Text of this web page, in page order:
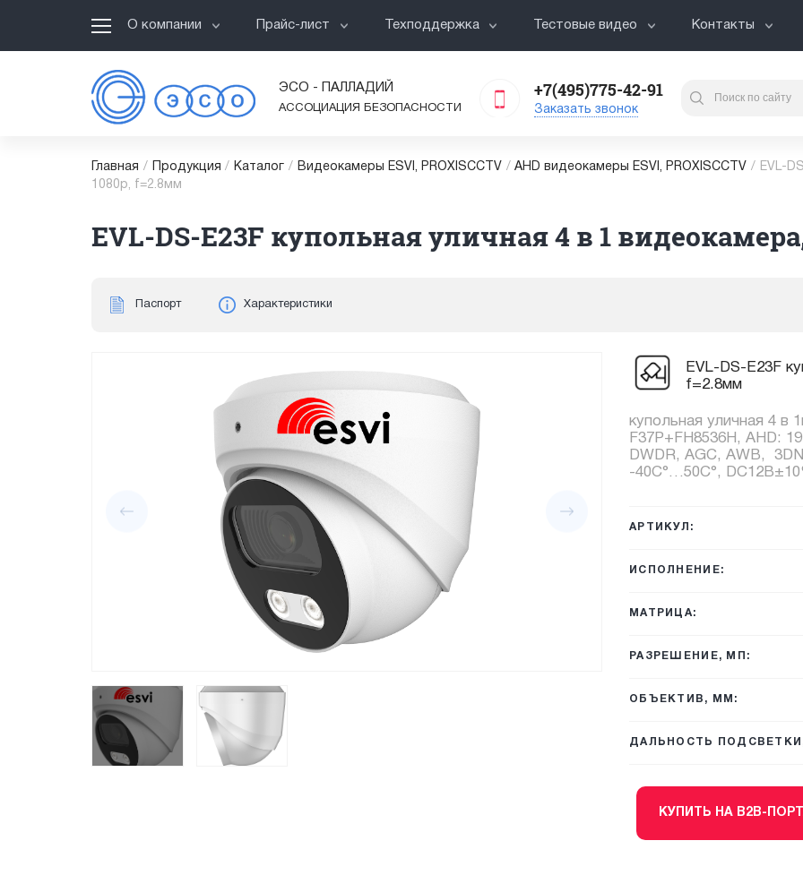
О компании Прайс-лист Техподдержка Тестовые видео Контакты
ЭСО - ПАЛЛАДИЙ
АССОЦИАЦИЯ БЕЗОПАСНОСТИ
+7(495)775-42-91
Заказать звонок
Главная / Продукция / Каталог / Видеокамеры ESVI, PROXISCCTV / AHD видеокамеры ESVI, PROXISCCTV /
EVL-
1080p, f=2.8мм
EVL-DS-E23F купольная уличная 4 в 1
Паспорт Характеристики
EVL-DS-E23F
f=2.8мм
купольная уличная 4 в
F37P+FH8536H, AHD:
DWDR, AGC, AWB,
-40C°…50C°,
АРТИКУЛ:
ИСПОЛНЕНИЕ:
МАТРИЦА:
РАЗРЕШЕНИЕ, МП:
ОБЪЕКТИВ, ММ:
ДАЛЬНОСТЬ
КУПИТЬ НА B2B-